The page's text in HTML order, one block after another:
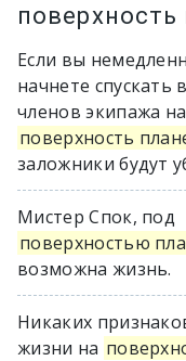
Если вы
начнете спускать
членов экипажа на
поверхность
заложники будут
Мистер Спок, под
поверхностью
возможна жизнь.
Никаких
жизни на